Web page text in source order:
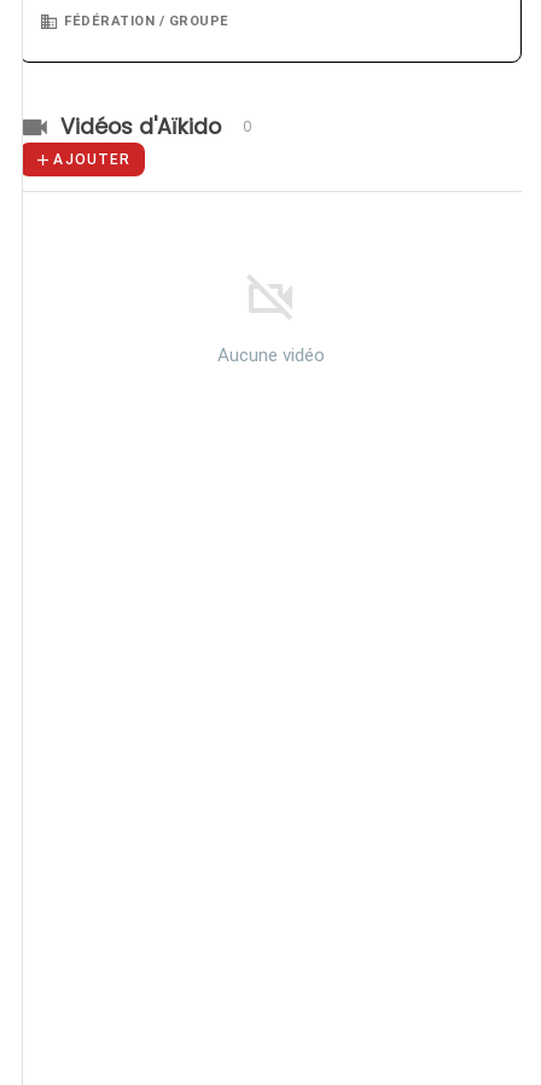
FÉDÉRATION / GROUPE
Vidéos d'Aïkido 0
AJOUTER
Aucune vidéo